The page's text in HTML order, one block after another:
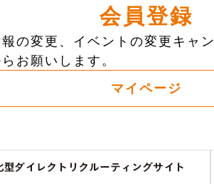
ー
シ
会員登録
の変更、イベントの変更キャ
お願いします。
マイページ